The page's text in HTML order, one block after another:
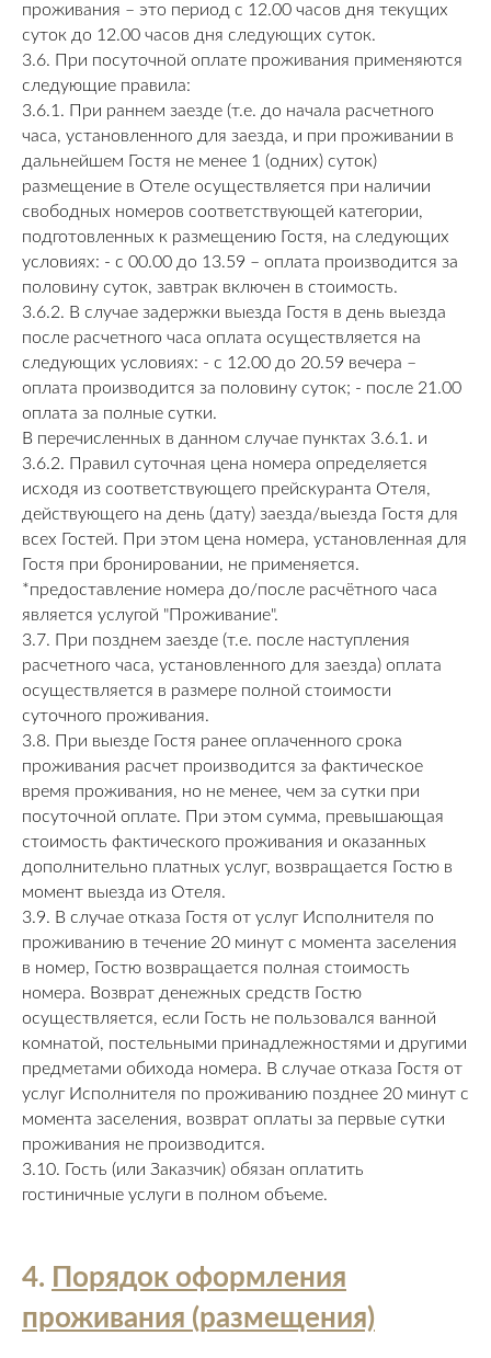
проживания – это период с 12.00 часов дня текущих
суток до 12.00 часов дня следующих суток.
3.6. При посуточной оплате проживания применяются
следующие правила:
3.6.1. При раннем заезде (т.е. до начала расчетного
часа, установленного для заезда, и при проживании в
дальнейшем Гостя не менее 1 (одних) суток)
размещение в Отеле осуществляется при наличии
свободных номеров соответствующей категории,
подготовленных к размещению Гостя, на следующих
условиях: - с 00.00 до 13.59 – оплата производится за
половину суток, завтрак включен в стоимость.
3.6.2. В случае задержки выезда Гостя в день выезда
после расчетного часа оплата осуществляется на
следующих условиях: - с 12.00 до 20.59 вечера –
оплата производится за половину суток; - после 21.00
оплата за полные сутки.
В перечисленных в данном случае пунктах 3.6.1. и
3.6.2. Правил суточная цена номера определяется
исходя из соответствующего прейскуранта Отеля,
действующего на день (дату) заезда/выезда Гостя для
всех Гостей. При этом цена номера, установленная для
Гостя при бронировании, не применяется.
*предоставление номера до/после расчётного часа
является услугой "Проживание".
3.7. При позднем заезде (т.е. после наступления
расчетного часа, установленного для заезда) оплата
осуществляется в размере полной стоимости
суточного проживания.
3.8. При выезде Гостя ранее оплаченного срока
проживания расчет производится за фактическое
время проживания, но не менее, чем за сутки при
посуточной оплате. При этом сумма, превышающая
стоимость фактического проживания и оказанных
дополнительно платных услуг, возвращается Гостю в
момент выезда из Отеля.
3.9. В случае отказа Гостя от услуг Исполнителя по
проживанию в течение 20 минут с момента заселения
в номер, Гостю возвращается полная стоимость
номера. Возврат денежных средств Гостю
осуществляется, если Гость не пользовался ванной
комнатой, постельными принадлежностями и другими
предметами обихода номера. В случае отказа Гостя от
услуг Исполнителя по проживанию позднее 20 минут с
момента заселения, возврат оплаты за первые сутки
проживания не производится.
3.10. Гость (или Заказчик) обязан оплатить
гостиничные услуги в полном объеме.
4. Порядок оформления
проживания (размещения)